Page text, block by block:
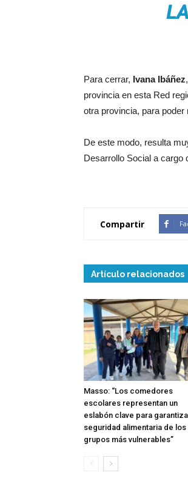
Para cerrar, Ivana Ibáñez
provincia en esta Red
otra provincia, para
De este modo, resulta
Desarrollo Social a cargo
Compartir
Artículo relacionados
Masso: “Los comedores
escolares representan un
eslabón clave para
seguridad alimentaria de los
grupos más vulnerables”